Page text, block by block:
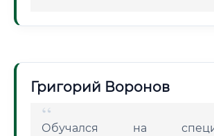
Григорий Воронов
Обучался на